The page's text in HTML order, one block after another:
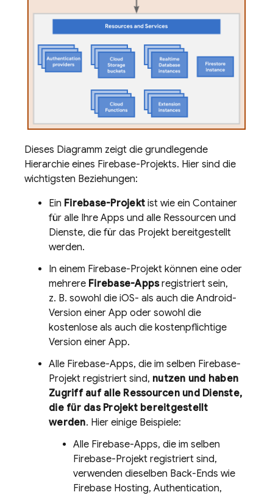
Dieses Diagramm zeigt die grundlegende
Hierarchie eines Firebase-Projekts. Hier sind die
wichtigsten Beziehungen:
Ein Firebase-Projekt ist wie ein Container
für alle Ihre Apps und alle Ressourcen und
Dienste, die für das Projekt bereitgestellt
werden.
In einem Firebase-Projekt können eine oder
mehrere Firebase-Appsregistriert sein,
z. B. sowohl die iOS- als auch die Android-
Version einer App oder sowohl die
kostenlose als auch die kostenpflichtige
Version einer App.
Alle Firebase-Apps, die im selben Firebase-
Projekt registriert sind, nutzen und haben
Zugriff auf alle Ressourcen und Dienste,
die für das Projekt bereitgestellt
werden. Hier einige Beispiele:
Alle Firebase-Apps, die im selben
Firebase-Projekt registriert sind,
verwenden dieselben Back-Ends wie
Firebase Hosting, Authentication,